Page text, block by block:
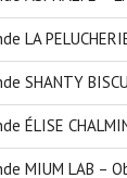
LA
SHANTY
ÉLISE
MIUM LAB –